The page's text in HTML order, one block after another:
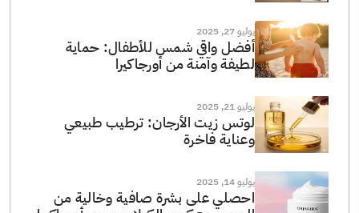
يوليو 27, 2025
أفضل واقي شمس للأطفال: حماية
لطيفة وآمنة من أورجاكيرا
يوليو 21, 2025
لوتس زيت الأرجان: ترطيب طبيعي
وعناية فاخرة
يوليو 14, 2025
احصلي على بشرة صافية وخالية من